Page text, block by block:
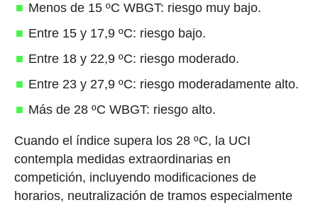
Menos de 15 ºC WBGT: riesgo muy bajo.
Entre 15 y 17,9 ºC: riesgo bajo.
Entre 18 y 22,9 ºC: riesgo moderado.
Entre 23 y 27,9 ºC: riesgo moderadamente alto.
Más de 28 ºC WBGT: riesgo alto.
Cuando el índice supera los 28 ºC, la UCI
contempla medidas extraordinarias en
competición, incluyendo modificaciones de
horarios, neutralización de tramos especialmente